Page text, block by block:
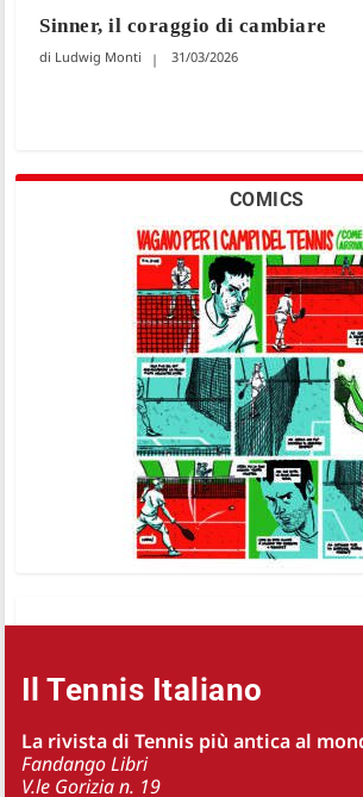
Sinner, il coraggio di cambiare
Ludwig Monti 31/03/2026
COMICS
Il Tennis Italiano
La rivista di Tennis più antica al
Fandango Libri
V.le Gorizia n. 19